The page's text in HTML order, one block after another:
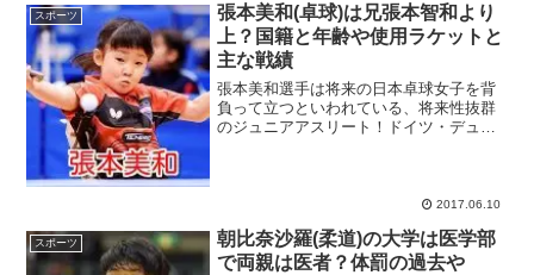
スポーツ
張本美和(卓球)は兄張本智和より
上？国籍と年齢や使用ラケットと
主な戦績
張本美和選手は将来の日本卓球女子を背
負って立つといわれている、将来性抜群
のジュニアアスリート！ドイツ・デュッ
2017.06.10
スポーツ
朝比奈沙羅(柔道)の大学は医学部
で両親は医者？体罰の過去や